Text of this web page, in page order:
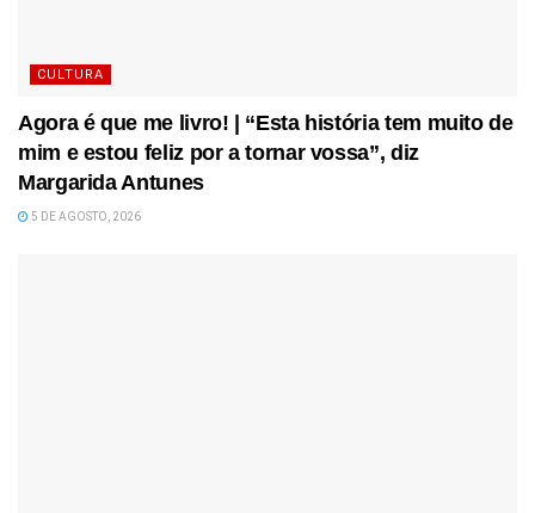
CULTURA
Agora é que me livro! | “Esta história tem muito de
mim e estou feliz por a tornar vossa”, diz
Margarida Antunes
5 DE AGOSTO, 2026